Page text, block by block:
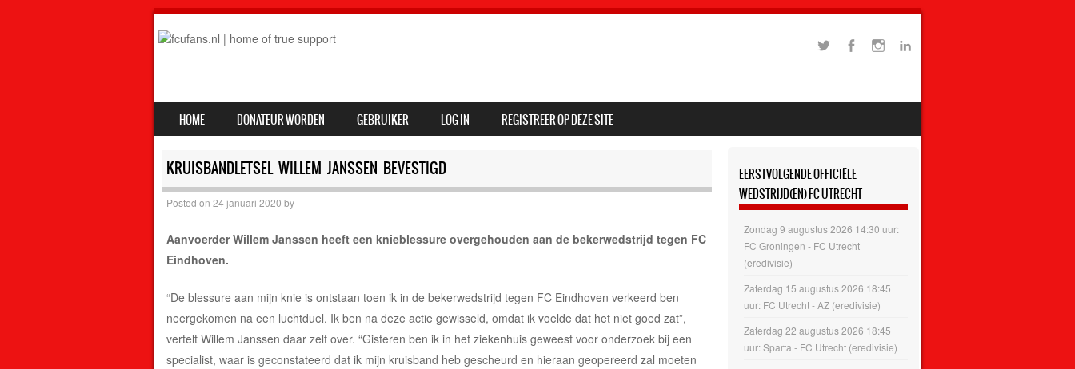
MENU
SKIP TO CONTENT
HOME DONATEUR WORDEN GEBRUIKER LOG IN REGISTREER OP DEZE SITE
KRUISBANDLETSEL WILLEM JANSSEN BEVESTIGD
Posted on 24 januari 2020 by
Aanvoerder Willem Janssen heeft een knieblessure overgehouden aan de bekerwedstrijd tegen FC
Eindhoven.
“De blessure aan mijn knie is ontstaan toen ik in de bekerwedstrijd tegen FC Eindhoven verkeerd ben
neergekomen na een luchtduel. Ik ben na deze actie gewisseld, omdat ik voelde dat het niet goed zat”,
vertelt Willem Janssen daar zelf over. “Gisteren ben ik in het ziekenhuis geweest voor onderzoek bij een
specialist, waar is geconstateerd dat ik mijn kruisband heb gescheurd en hieraan geopereerd zal moeten
EERSTVOLGENDE OFFICIËLE
WEDSTRIJD(EN) FC UTRECHT
Zondag 9 augustus 2026 14:30 uur:
FC Groningen - FC Utrecht
(eredivisie)
Zaterdag 15 augustus 2026 18:45
uur: FC Utrecht - AZ (eredivisie)
Zaterdag 22 augustus 2026 18:45
uur: Sparta - FC Utrecht (eredivisie)